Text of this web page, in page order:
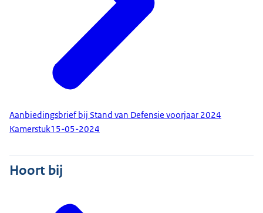
Aanbiedingsbrief bij Stand van Defensie voorjaar 2024
Kamerstuk15-05-2024
Hoort bij